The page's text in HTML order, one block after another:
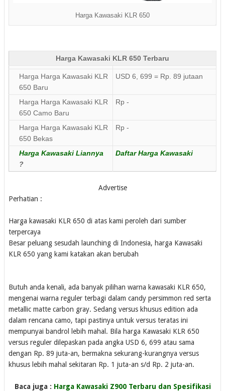
Harga Kawasaki KLR 650
Harga Kawasaki KLR 650 Terbaru
Harga Harga Kawasaki KLR
650 Baru
USD 6, 699 = Rp. 89 jutaan
Harga Harga Kawasaki KLR
650 Camo Baru
Rp -
Harga Harga Kawasaki KLR
650 Bekas
Rp -
Harga Kawasaki Liannya
?
Daftar Harga Kawasaki
Advertise
Perhatian :
Harga kawasaki KLR 650 di atas kami peroleh dari sumber
terpercaya
Besar peluang sesudah launching di Indonesia, harga Kawasaki
KLR 650 yang kami katakan akan berubah
Butuh anda kenali, ada banyak pilihan warna kawasaki KLR 650,
mengenai warna reguler terbagi dalam candy persimmon red serta
metallic matte carbon gray. Sedang versus khusus edition ada
dalam rencana camo, tapi pastinya untuk versus teratas ini
mempunyai bandrol lebih mahal. Bila harga Kawasaki KLR 650
versus reguler dilepaskan pada angka USD 6, 699 atau sama
dengan Rp. 89 juta-an, bermakna sekurang-kurangnya versus
khusus lebih mahal sekitaran Rp. 1 juta-an s/d Rp. 2 juta-an.
Baca juga : Harga Kawasaki Z900 Terbaru dan Spesifikasi